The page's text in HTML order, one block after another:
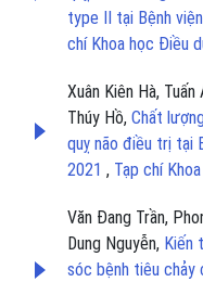
type II tại Bệnh
chí Khoa học Điều
Xuân Kiên Hà,
Thúy Hồ, Chất
quỵ não điều trị tại
2021 , Tạp chí
Văn Đang Trần,
Dung Nguyễn, Kiến
sóc bệnh tiêu